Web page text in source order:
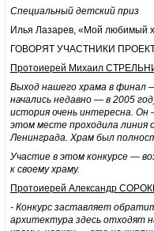
Специальный детский приз
Илья Лазарев, «Мой любимый
ГОВОРЯТ УЧАСТНИКИ
Протоиерей Михаил
Выход нашего храма в финал
начались недавно — в 2005
история очень интересна. Он
этом месте проходила линия
Ленинграда. Храм был
Участие в этом конкурсе —
к своему храму.
Протоиерей Александр
- Конкурс заставляет
архитектура здесь отходят